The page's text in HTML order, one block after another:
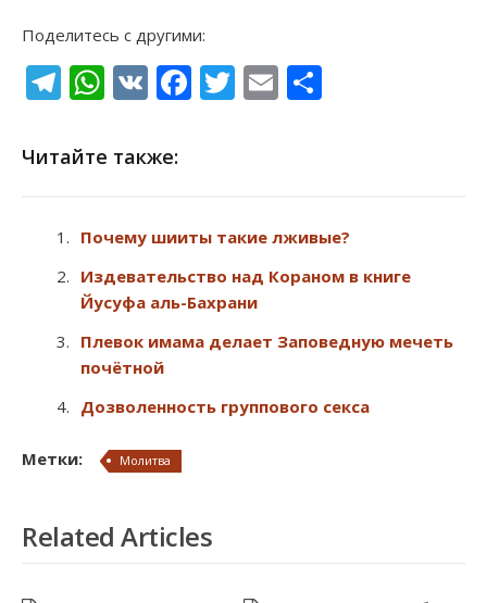
Поделитесь с другими:
Telegram
WhatsApp
VK Facebook
Twitter
Email
Читайте также:
Почему шииты такие лживые?
Издевательство над Кораном в книге
Йусуфа аль-Бахрани
Плевок имама делает Заповедную мечеть
почётной
Дозволенность группового секса
Метки: Молитва
Related Articles